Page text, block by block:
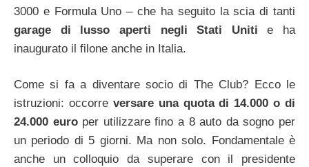
3000 e Formula Uno – che ha seguito la scia di tanti
garage di lusso aperti negli Stati Uniti e ha
inaugurato il filone anche in Italia.
Come si fa a diventare socio di The Club? Ecco le
istruzioni: occorre versare una quota di 14.000 o di
24.000 europer utilizzare fino a 8 auto da sogno per
un periodo di 5 giorni. Ma non solo. Fondamentale è
anche un colloquio da superare con il presidente